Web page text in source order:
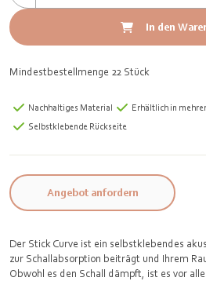
In den
Mindestbestellmenge 22 Stück
Nachhaltiges Material
Erhältlich in
Selbstklebende Rückseite
Angebot anfordern
Der Stick Curve ist ein selbstklebendes
zur Schallabsorption beiträgt und Ihrem
Obwohl es den Schall dämpft, ist es vor